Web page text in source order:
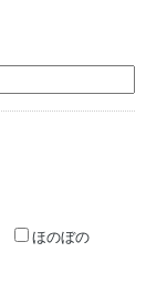
ほのぼの